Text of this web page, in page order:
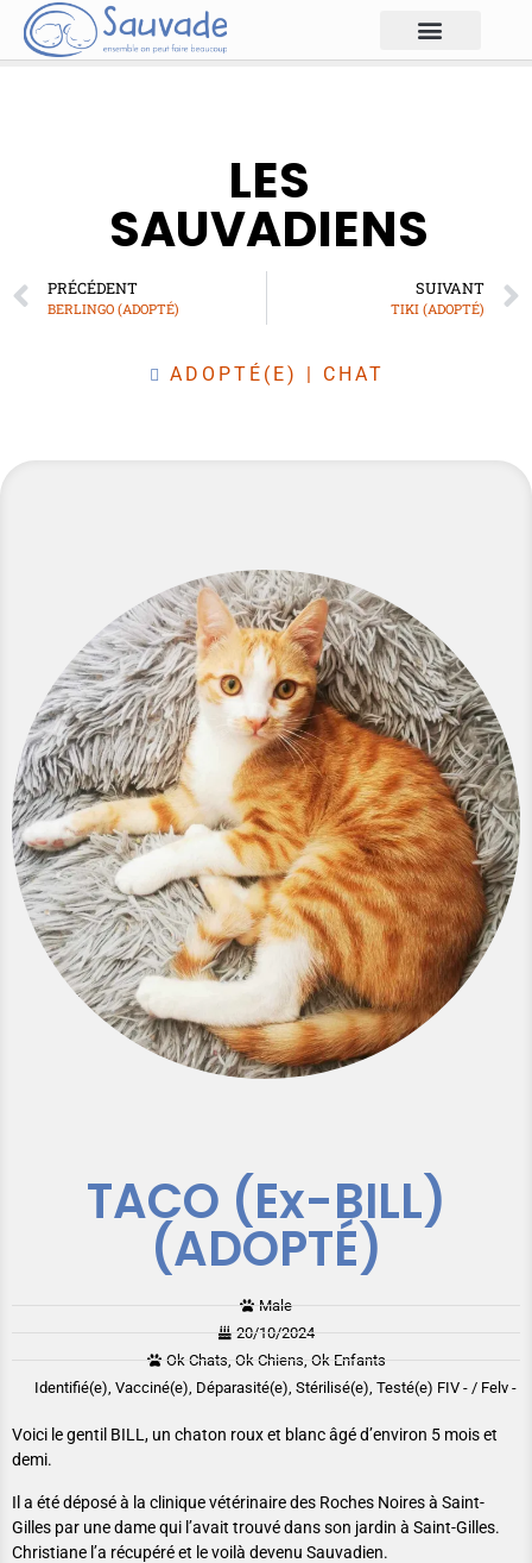
LES
SAUVADIENS
PRÉCÉDENT
BERLINGO (ADOPTÉ)
SUIVANT
TIKI (ADOPTÉ)
ADOPTÉ(E) | CHAT
TACO (Ex-BILL)
(ADOPTÉ)
Male
20/10/2024
Ok Chats, Ok Chiens, Ok Enfants
Identifié(e), Vacciné(e), Déparasité(e), Stérilisé(e), Testé(e) FIV - / Felv -
Voici le gentil BILL, un chaton roux et blanc âgé d’environ 5 mois et
demi.
Il a été déposé à la clinique vétérinaire des Roches Noires à Saint-
Gilles par une dame qui l’avait trouvé dans son jardin à Saint-Gilles.
Christiane l’a récupéré et le voilà devenu Sauvadien.